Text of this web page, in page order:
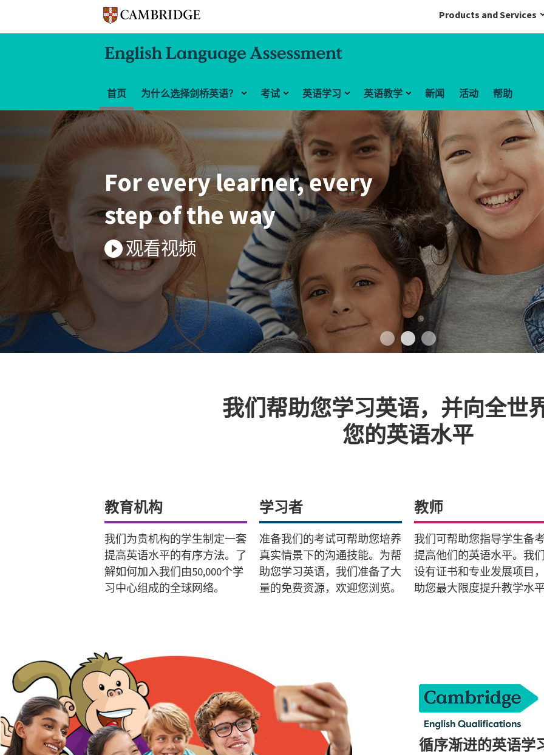
Products and Services
首页 为什么选择剑桥英语？ 考试 英语学习 英语教学 新闻 活动 帮助
Starters, Movers and
Flyers – a child's first
steps in English
Learn more
我们帮助您学习英语，并向全世
您的英语水平
教育机构
我们为贵机构的学生制定一套
提高英语水平的有序方法。了
解如何加入我们由50,000个学
习中心组成的全球网络。
学习者
准备我们的考试可帮助您培养
真实情景下的沟通技能。为帮
助您学习英语，我们准备了大
量的免费资源，欢迎您浏览。
教师
我们可帮助您指导学生备
提高他们的英语水平。我
设有证书和专业发展项目
助您最大限度提升教学水
循序渐进的英语学